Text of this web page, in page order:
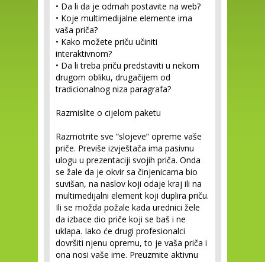
• Da li da je odmah postavite na web?
• Koje multimedijalne elemente ima
vaša priča?
• Kako možete priču učiniti
interaktivnom?
• Da li treba priču predstaviti u nekom
drugom obliku, drugačijem od
tradicionalnog niza paragrafa?
Razmislite o cijelom paketu
Razmotrite sve “slojeve” opreme vaše
priče. Previše izvještača ima pasivnu
ulogu u prezentaciji svojih priča. Onda
se žale da je okvir sa činjenicama bio
suvišan, na naslov koji odaje kraj ili na
multimedijalni element koji duplira priču.
Ili se možda požale kada urednici žele
da izbace dio priče koji se baš i ne
uklapa. Iako će drugi profesionalci
dovršiti njenu opremu, to je vaša priča i
ona nosi vaše ime. Preuzmite aktivnu